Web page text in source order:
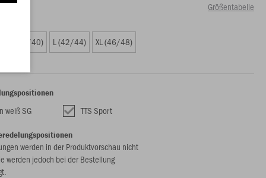
Größentabelle
M (38/40) L (42/44) XL (46/48)
weiß SG TTS Sport
werden in der Produktvorschau nicht
werden jedoch bei der Bestellung